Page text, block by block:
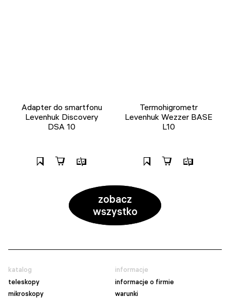
Adapter do smartfonu
Levenhuk Discovery
DSA 10
Termohigrometr
Levenhuk Wezzer BASE
L10
zobacz
wszystko
katalog
teleskopy
mikroskopy
informacje
informacje o firmie
warunki